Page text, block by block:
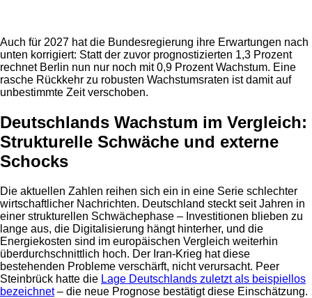
Auch für 2027 hat die Bundesregierung ihre Erwartungen nach
unten korrigiert: Statt der zuvor prognostizierten 1,3 Prozent
rechnet Berlin nun nur noch mit 0,9 Prozent Wachstum. Eine
rasche Rückkehr zu robusten Wachstumsraten ist damit auf
unbestimmte Zeit verschoben.
Deutschlands Wachstum im Vergleich:
Strukturelle Schwäche und externe
Schocks
Die aktuellen Zahlen reihen sich ein in eine Serie schlechter
wirtschaftlicher Nachrichten. Deutschland steckt seit Jahren in
einer strukturellen Schwächephase – Investitionen blieben zu
lange aus, die Digitalisierung hängt hinterher, und die
Energiekosten sind im europäischen Vergleich weiterhin
überdurchschnittlich hoch. Der Iran-Krieg hat diese
bestehenden Probleme verschärft, nicht verursacht. Peer
Steinbrück hatte die Lage Deutschlands zuletzt als beispiellos
bezeichnet– die neue Prognose bestätigt diese Einschätzung.